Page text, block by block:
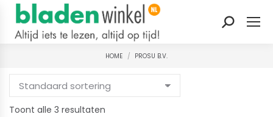
Zoeken:
Je bent hier:
HOME PROSU B.V.
Toont alle 3 resultaten